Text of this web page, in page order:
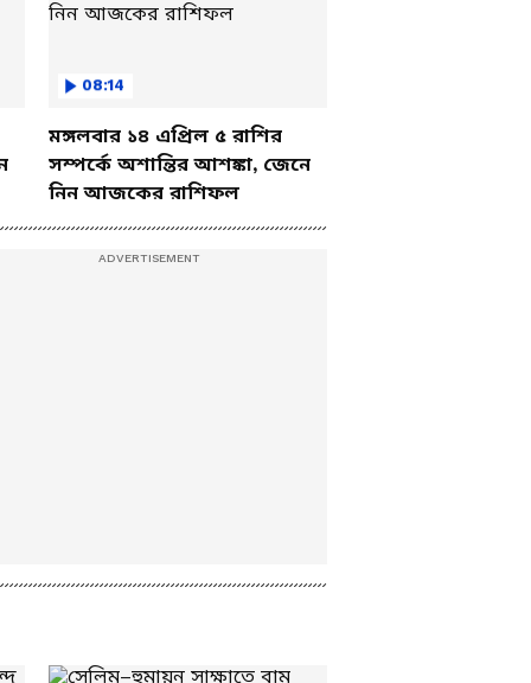
08:14
মঙ্গলবার ১৪ এপ্রিল ৫ রাশির
সম্পর্কে অশান্তির আশঙ্কা, জেনে
নিন আজকের রাশিফল